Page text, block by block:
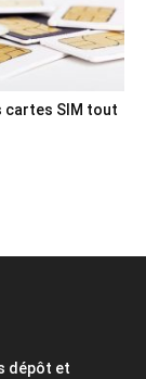
cartes SIM tout
dépôt et